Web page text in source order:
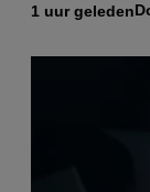
1 uur geleden